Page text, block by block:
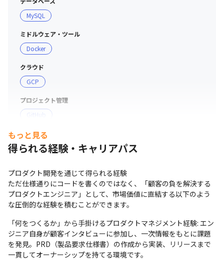
エンジニアの成長と生産性向上への投資は惜しまない方針
のもと、以下の体制を整えています。
・業界未経験でも安心のオンボーディング： 介護現場経
課題や専門用語についてのレクチャーを実施します。
・プロダクトマネジメントスキルの習得： 創業から顧客
対話を重ねてきた代表の近くで、日々の業務を通じて課題
発見方法や仮説検証の進め方など、プロダクトづくりの思
・最新技術・ツールの積極導入： 業務に必要な技術書や
有料ツール（AIツール等）は会社として積極的に導入・支
援しています。
・キャリア支援（1on1）： 経営陣との定期的な1on1を通
じて、個人のキャリア構築や技術的チャレンジへのサポー
トを徹底しています。
MySQL
ミドルウェア・ツール
Docker
クラウド
GCP
プロジェクト管理
GitHub
支給PC
現場で選択可能（Windows/Mac）
もっと見る
得られる経験・キャリアパス
プロダクト開発を通じて得られる経験
ただ仕様通りにコードを書くのではなく、「顧客の負を解決する
プロダクトエンジニア」として、市場価値に直結する以下のよう
な圧倒的な経験を積むことができます。
「何をつくるか」から手掛けるプロダクトマネジメント経験: エン
ジニア自身が顧客インタビューに参加し、一次情報をもとに課題
を発見。PRD（製品要求仕様書）の作成から実装、リリースまで
一貫してオーナーシップを持てる環境です。